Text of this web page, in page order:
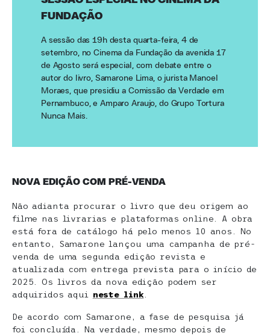
FUNDAÇÃO
A sessão das 19h desta quarta-feira, 4 de
setembro, no Cinema da Fundação da avenida 17
de Agosto será especial, com debate entre o
autor do livro, Samarone Lima, o jurista Manoel
Moraes, que presidiu a Comissão da Verdade em
Pernambuco, e Amparo Araujo, do Grupo Tortura
Nunca Mais.
NOVA EDIÇÃO COM PRÉ-VENDA
Não adianta procurar o livro que deu origem ao
filme nas livrarias e plataformas online. A obra
está fora de catálogo há pelo menos 10 anos. No
entanto, Samarone lançou uma campanha de pré-
venda de uma segunda edição revista e
atualizada com entrega prevista para o início de
2025. Os livros da nova edição podem ser
adquiridos aqui neste link.
De acordo com Samarone, a fase de pesquisa já
foi concluída. Na verdade, mesmo depois de